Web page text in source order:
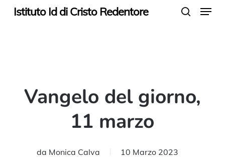
SkipIstituto Id di Cristo Redentore Menu
Vangelo del giorno,
11 marzo
da Monica Calva 10 Marzo 2023